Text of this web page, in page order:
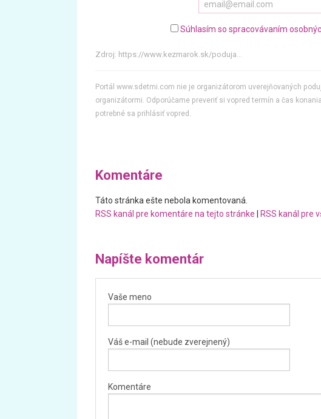
Súhlasím so spracovávaním
Zdroj: https://www.kezmarok.sk/poduja...
Portál www.sdetmi.com nie je organizátorom uverejňovaných
organizátormi. Odporúčame preveriť si vopred termín a čas
potrebné sa prihlásiť vopred.
Komentáre
Táto stránka ešte nebola komentovaná.
RSS kanál pre komentáre na tejto stránke
RSS kanál pre
Napíšte komentár
Vaše meno
Váš e-mail (nebude zverejnený)
Komentáre